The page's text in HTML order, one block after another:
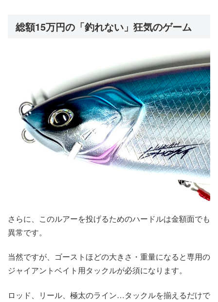
総額15万円の「釣れない」狂気のゲーム
さらに、このルアーを投げるためのハードルは金額面でも
異常です。
当然ですが、ゴーストほどの大きさ・重量になると専用の
ジャイアントベイト用タックルが必須になります。
ロッド、リール、極太のライン…タックルを揃えるだけで